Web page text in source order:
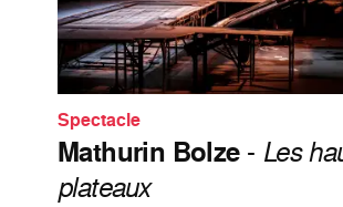
Spectacle
Mathurin Bolze- Les
plateaux